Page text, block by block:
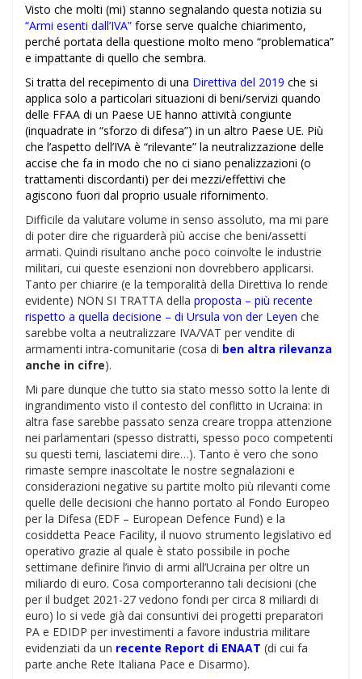
Visto che molti (mi) stanno segnalando questa notizia su
“Armi esenti dall’IVA” forse serve qualche chiarimento,
perché portata della questione molto meno “problematica”
e impattante di quello che sembra.
Si tratta del recepimento di una Direttiva del 2019 che si
applica solo a particolari situazioni di beni/servizi quando
delle FFAA di un Paese UE hanno attività congiunte
(inquadrate in “sforzo di difesa”) in un altro Paese UE. Più
che l’aspetto dell’IVA è “rilevante” la neutralizzazione delle
accise che fa in modo che no ci siano penalizzazioni (o
trattamenti discordanti) per dei mezzi/effettivi che
agiscono fuori dal proprio usuale rifornimento.
Difficile da valutare volume in senso assoluto, ma mi pare
di poter dire che riguarderà più accise che beni/assetti
armati. Quindi risultano anche poco coinvolte le industrie
militari, cui queste esenzioni non dovrebbero applicarsi.
Tanto per chiarire (e la temporalità della Direttiva lo rende
evidente) NON SI TRATTA della proposta – più recente
rispetto a quella decisione – di Ursula von der Leyen che
sarebbe volta a neutralizzare IVA/VAT per vendite di
armamenti intra-comunitarie (cosa di ben altra rilevanza
anche in cifre).
Mi pare dunque che tutto sia stato messo sotto la lente di
ingrandimento visto il contesto del conflitto in Ucraina: in
altra fase sarebbe passato senza creare troppa attenzione
nei parlamentari (spesso distratti, spesso poco competenti
su questi temi, lasciatemi dire…). Tanto è vero che sono
rimaste sempre inascoltate le nostre segnalazioni e
considerazioni negative su partite molto più rilevanti come
quelle delle decisioni che hanno portato al Fondo Europeo
per la Difesa (EDF – European Defence Fund) e la
cosiddetta Peace Facility, il nuovo strumento legislativo ed
operativo grazie al quale è stato possibile in poche
settimane definire l’invio di armi all’Ucraina per oltre un
miliardo di euro. Cosa comporteranno tali decisioni (che
per il budget 2021-27 vedono fondi per circa 8 miliardi di
euro) lo si vede già dai consuntivi dei progetti preparatori
PA e EDIDP per investimenti a favore industria militare
evidenziati da un recente Report di ENAAT (di cui fa
parte anche Rete Italiana Pace e Disarmo).